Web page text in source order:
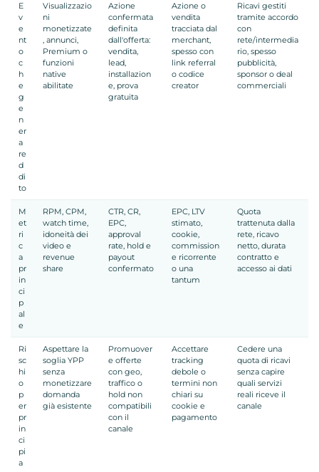
E
v
e
nt
o
c
h
e
g
e
n
er
a
re
d
di
to
Visualizzazio
ni
monetizzate
, annunci,
Premium o
funzioni
native
abilitate
Azione
confermata
definita
dall'offerta:
vendita,
lead,
installazion
e, prova
gratuita
Azione o
vendita
tracciata dal
merchant,
spesso con
link referral
o codice
creator
Ricavi gestiti
tramite accordo
con
rete/intermedia
rio, spesso
pubblicità,
sponsor o deal
commerciali
M
et
ri
c
a
pr
in
ci
p
al
e
RPM, CPM,
watch time,
idoneità dei
video e
revenue
share
CTR, CR,
EPC,
approval
rate, hold e
payout
confermato
EPC, LTV
stimato,
cookie,
commission
e ricorrente
o una
tantum
Quota
trattenuta dalla
rete, ricavo
netto, durata
contratto e
accesso ai dati
Ri
sc
hi
o
p
er
pr
in
ci
pi
a
Aspettare la
soglia YPP
senza
monetizzare
domanda
già esistente
Promuover
e offerte
con geo,
traffico o
hold non
compatibili
con il
canale
Accettare
tracking
debole o
termini non
chiari su
cookie e
pagamento
Cedere una
quota di ricavi
senza capire
quali servizi
reali riceve il
canale